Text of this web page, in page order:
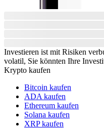
Investieren ist mit Risiken
volatil, Sie könnten Ihre
Krypto kaufen
Bitcoin kaufen
ADA kaufen
Ethereum kaufen
Solana kaufen
XRP kaufen